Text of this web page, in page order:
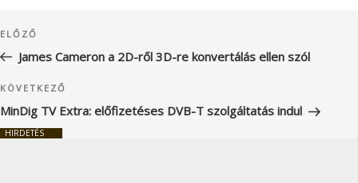
navigáció
Korábbi
bejegyzés
ELŐZŐ
James Cameron a 2D-ről 3D-re konvertálás ellen szól
Következő
bejegyzés
KÖVETKEZŐ
MinDig TV Extra: előfizetéses DVB-T szolgáltatás indul
HIRDETÉS